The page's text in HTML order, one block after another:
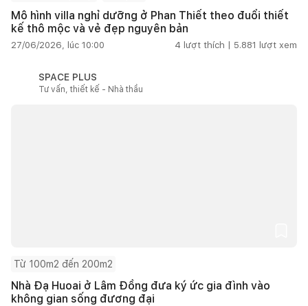
Mô hình villa nghỉ dưỡng ở Phan Thiết theo đuổi thiết
kế thô mộc và vẻ đẹp nguyên bản
27/06/2026, lúc 10:00 4 lượt thích | 5.881 lượt xem
SPACE PLUS
Tư vấn, thiết kế - Nhà thầu
Từ 100m2 đến 200m2
Nhà Đạ Huoai ở Lâm Đồng đưa ký ức gia đình vào
không gian sống đương đại